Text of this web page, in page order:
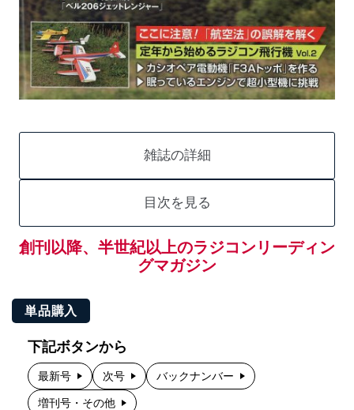
雑誌の詳細
目次を見る
創刊以降、半世紀以上のラジコンリーディン
グマガジン
単品購入
下記ボタンから
最新号 次号 バックナンバー
増刊号・その他